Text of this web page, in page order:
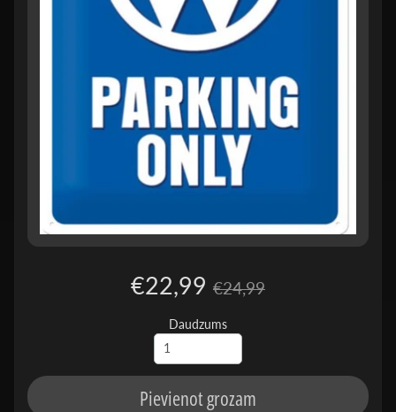
€22,99 €24,99
Daudzums
Pievienot grozam